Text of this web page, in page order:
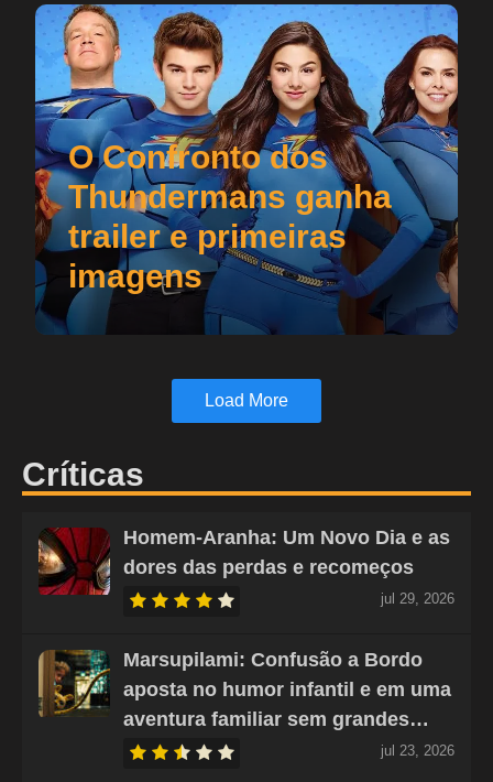
O Confronto dos
Thundermans ganha
trailer e primeiras
imagens
Load More
Críticas
Homem-Aranha: Um Novo Dia e as
dores das perdas e recomeços
jul 29, 2026
Marsupilami: Confusão a Bordo
aposta no humor infantil e em uma
aventura familiar sem grandes…
jul 23, 2026